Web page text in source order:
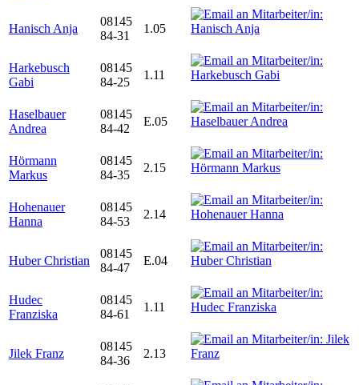
Hanisch Anja
08145
84-31
1.05
Harkebusch
Gabi
08145
84-25
1.11
Haselbauer
Andrea
08145
84-42
E.05
Hörmann
Markus
08145
84-35
2.15
Hohenauer
Hanna
08145
84-53
2.14
Huber Christian
08145
84-47
E.04
Hudec
Franziska
08145
84-61
1.11
Jilek Franz
08145
84-36
2.13